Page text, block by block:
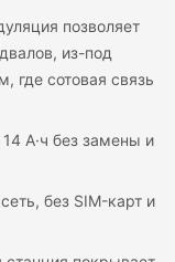
позволяет
из-под
где сотовая связь
А·ч без замены и
без SIM-карт и